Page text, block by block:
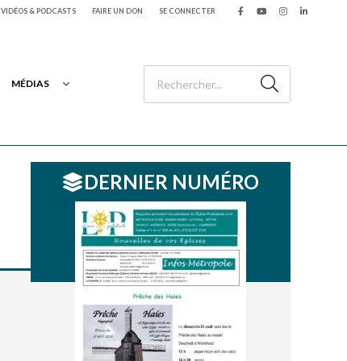
VIDÉOS & PODCASTS FAIRE UN DON SE CONNECTER
MÉDIAS
DERNIER NUMÉRO